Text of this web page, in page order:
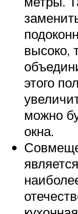
высоко,
этого
можно
окна.